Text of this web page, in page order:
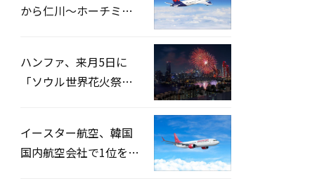
から仁川〜ホーチミン
ハンファ、来月5日に
「ソウル世界花火祭り
イースター航空、韓国
国内航空会社で1位を記